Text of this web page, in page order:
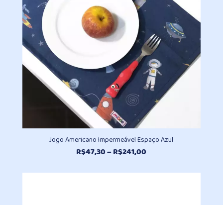
Jogo Americano Impermeável Espaço Azul
R$47,30–R$241,00
preço: